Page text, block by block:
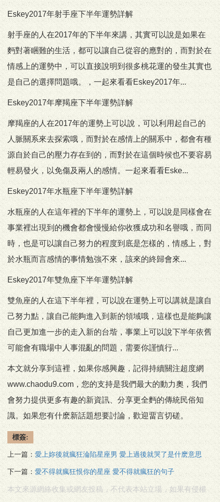
Eskey2017年射手座下半年運勢詳解
射手座的人在2017年的下半年來講，其實可以說是如果在
麪對著睏難的生活，都可以讓自己從容的應對的，而對於在
情感上的運勢中，可以直接說明到很多桃花運的發生其實也
是自己的選擇問題哦。，一起來看看Eskey2017年...
Eskey2017年摩羯座下半年運勢詳解
摩羯座的人在2017年的運勢上可以說，可以利用起自己的
人脈關系來去探索哦，而對於在感情上的關系中，都會有種
源自於自己的壓力存在到的，而對於在這個時候也不要容易
輕易發火，以免傷及兩人的感情。一起來看看Eske...
Eskey2017年水瓶座下半年運勢詳解
水瓶座的人在這年裡的下半年的運勢上，可以說是同樣會在
事業裡出現到的機會都會慢慢給你收獲成功和名譽哦，而同
時，也是可以讓自己努力的程度到底是怎樣的，情感上，對
於水瓶而言感情的事情勉強不來，該來的終歸會來...
Eskey2017年雙魚座下半年運勢詳解
雙魚座的人在這下半年裡，可以說在運勢上可以講就是讓自
己努力點，讓自己能夠進入到新的領域哦，這樣也是能夠讓
自己更加進一步的走入新的台堦，事業上可以說下半年依舊
可能會有職場中人事混亂的問題，需要你謹慎行...
本文就分享到這裡，如果你感興趣，記得持續關注超度網
www.chaodu9.com，您的支持是我們最大的動力奧，我們
會努力提供更多有趣的新資訊、分享更全麪的傳統民俗知
識。如果您有什麽新話題想要討論，歡迎畱言切磋。
標簽:
上一篇： 愛上妳後就瘋狂淪陷星座男 愛上過後就哭了是什麽意思
下一篇：愛不得就瘋狂恨你的星座 愛不得就瘋狂的句子
本文來源網絡收集或網友投稿，不代表本站立場，如果有侵權